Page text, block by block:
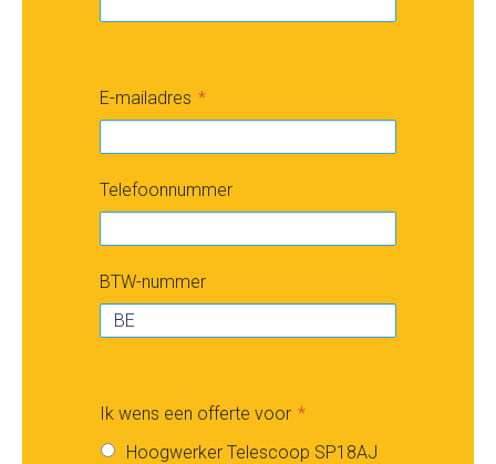
E-mailadres
Telefoonnummer
BTW-nummer
Ik wens een offerte voor
Hoogwerker Telescoop SP18AJ